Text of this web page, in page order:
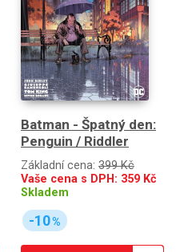
Batman - Špatný den:
Penguin / Riddler
Základní cena: 399 Kč
Vaše cena s DPH: 359 Kč
Skladem
-10%